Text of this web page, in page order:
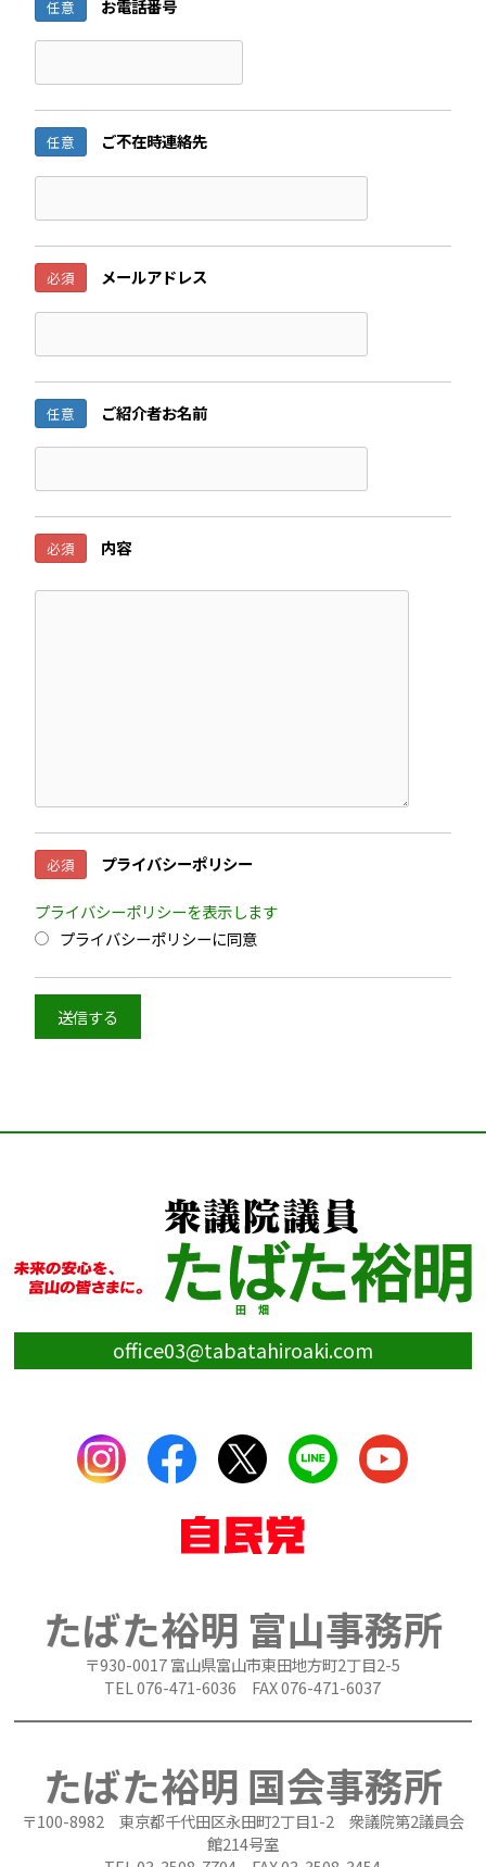
任意 お電話番号
任意 ご不在時連絡先
必須 メールアドレス
任意 ご紹介者お名前
必須 内容
必須 プライバシーポリシー
プライバシーポリシーを表示します
プライバシーポリシーに同意
office03@tabatahiroaki.com
たばた裕明 富山事務所
〒930-0017 富山県富山市東田地方町2丁目2-5
TEL 076-471-6036 FAX 076-471-6037
たばた裕明 国会事務所
〒100-8982 東京都千代田区永田町2丁目1-2 衆議院第2議員会
館214号室